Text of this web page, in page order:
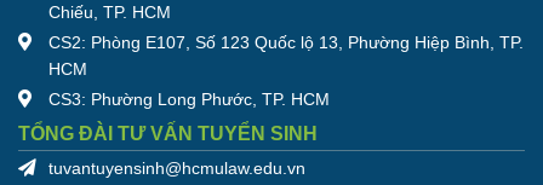
Chiếu, TP. HCM
CS2: Phòng E107, Số 123 Quốc lộ 13, Phường Hiệp Bình, TP.
HCM
CS3: Phường Long Phước, TP. HCM
TỔNG ĐÀI TƯ VẤN TUYỂN SINH
tuvantuyensinh@hcmulaw.edu.vn